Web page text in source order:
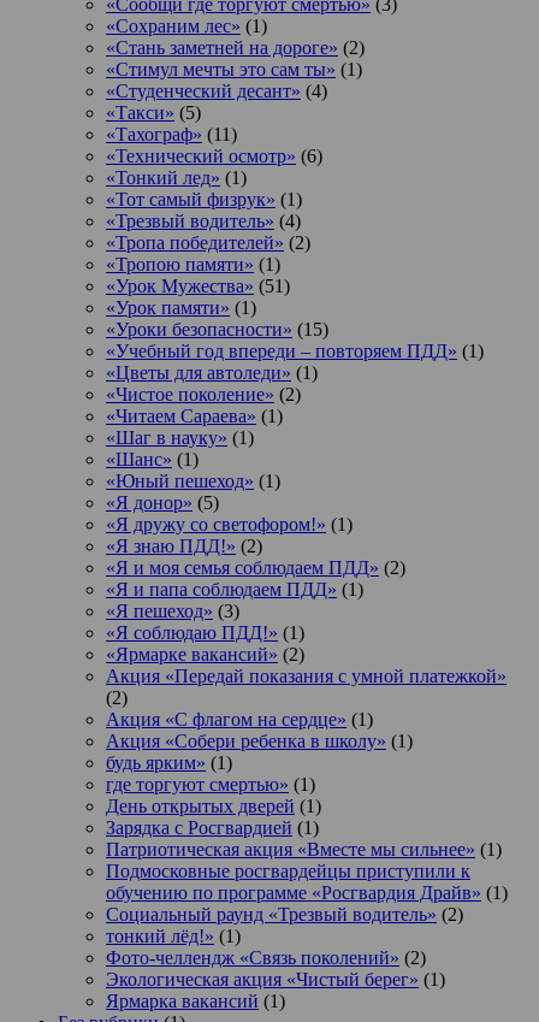
«Сохраним лес» (1)
«Стань заметней на дороге» (2)
«Стимул мечты это сам ты» (1)
«Студенческий десант» (4)
«Такси» (5)
«Тахограф» (11)
«Технический осмотр» (6)
«Тонкий лед» (1)
«Тот самый физрук» (1)
«Трезвый водитель» (4)
«Тропа победителей» (2)
«Тропою памяти» (1)
«Урок Мужества» (51)
«Урок памяти» (1)
«Уроки безопасности» (15)
«Учебный год впереди – повторяем ПДД» (1)
«Цветы для автоледи» (1)
«Чистое поколение» (2)
«Читаем Сараева» (1)
«Шаг в науку» (1)
«Шанс» (1)
«Юный пешеход» (1)
«Я донор» (5)
«Я дружу со светофором!» (1)
«Я знаю ПДД!» (2)
«Я и моя семья соблюдаем ПДД» (2)
«Я и папа соблюдаем ПДД» (1)
«Я пешеход» (3)
«Я соблюдаю ПДД!» (1)
«Ярмарке вакансий» (2)
Акция «Передай показания с умной платежкой»
(2)
Акция «С флагом на сердце» (1)
Акция «Собери ребенка в школу» (1)
будь ярким» (1)
где торгуют смертью» (1)
День открытых дверей (1)
Зарядка с Росгвардией (1)
Патриотическая акция «Вместе мы сильнее» (1)
Подмосковные росгвардейцы приступили к
обучению по программе «Росгвардия Драйв» (1)
Социальный раунд «Трезвый водитель» (2)
тонкий лёд!» (1)
Фото-челлендж «Связь поколений» (2)
Экологическая акция «Чистый берег» (1)
Ярмарка вакансий (1)